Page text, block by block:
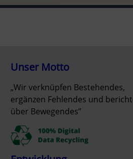
Unser Motto
„Wir verknüpfen Bestehendes,
ergänzen Fehlendes und
über Bewegendes”